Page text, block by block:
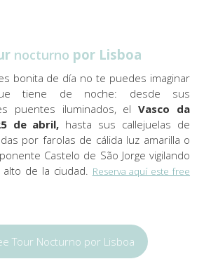
nocturno por Lisboa
bonita de día no te puedes imaginar
tiene de noche: desde sus
puentes iluminados, elVasco da
de abril, hasta sus callejuelas de
por farolas de cálida luz amarilla o
Castelo de São Jorge vigilando
de la ciudad.
Reserva aquí este free
Tour Nocturno por Lisboa